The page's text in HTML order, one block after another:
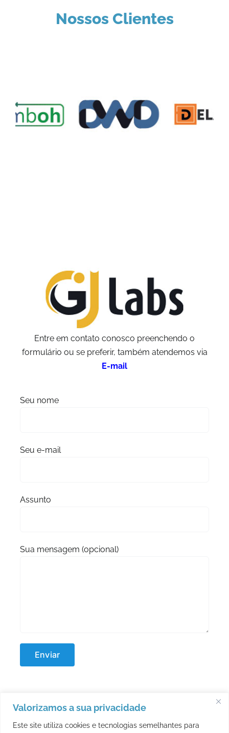
Valorizamos a sua privacidade
Este site utiliza cookies e tecnologias semelhantes para
Nossos Clientes
Entre em contato conosco preenchendo o
formulário ou se preferir, também atendemos via
E-mail
Seu nome
Seu e-mail
Assunto
Sua mensagem (opcional)